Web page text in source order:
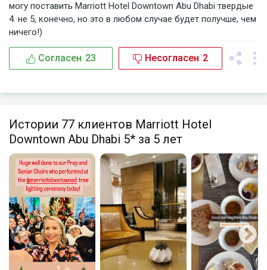
могу поставить Marriott Hotel Downtown Abu Dhabi твердые
4. не 5, конечно, но это в любом случае будет получше, чем
ничего!)
Согласен 23 Несогласен 2
Истории 77 клиентов Marriott Hotel
Downtown Abu Dhabi 5* за 5 лет